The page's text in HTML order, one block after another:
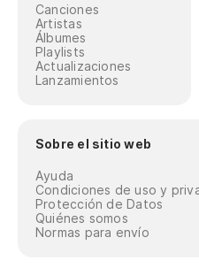
Canciones
Artistas
Álbumes
Playlists
Actualizaciones
Lanzamientos
Sobre el sitio web
Ayuda
Condiciones de uso y
Protección de Datos
Quiénes somos
Normas para envío